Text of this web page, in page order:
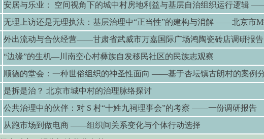
安居与乐业： 空间视角下的城中村房地利益与基层自治组织运行逻辑
无理上访还是无理执法：基层治理中“正当性”的建构与消解 ——北京市M
外出流动与合伙经营——甘肃省武威市万嘉国际广场鸿陶瓷砖店调研报告
“边缘”的生机—川南空心村彝族自发移民社区的民族志观察
顺德的堂会：一种世俗组织的神圣性面向 ——基于杏坛镇古朗村的案例
是拆是治？ 北京市城中村的治理脉络探讨
公共治理中的伙伴：对 S 村“十姓九祠理事会”的考察 ——一份调研报告
从跑市场到做电商 ——组织间关系变化与个体行动选择